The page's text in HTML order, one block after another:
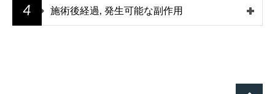
4 施術後経過, 発生可能な副作用